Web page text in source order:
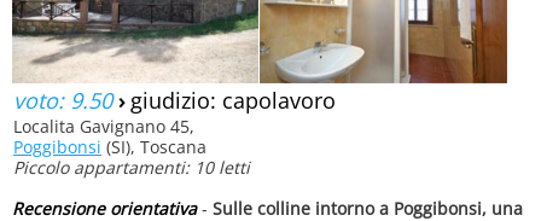
voto: 9.50› giudizio: capolavoro
Localita Gavignano 45,
Poggibonsi (SI), Toscana
Piccolo appartamenti: 10 letti
Recensione orientativa- Sulle colline intorno a Poggibonsi, una